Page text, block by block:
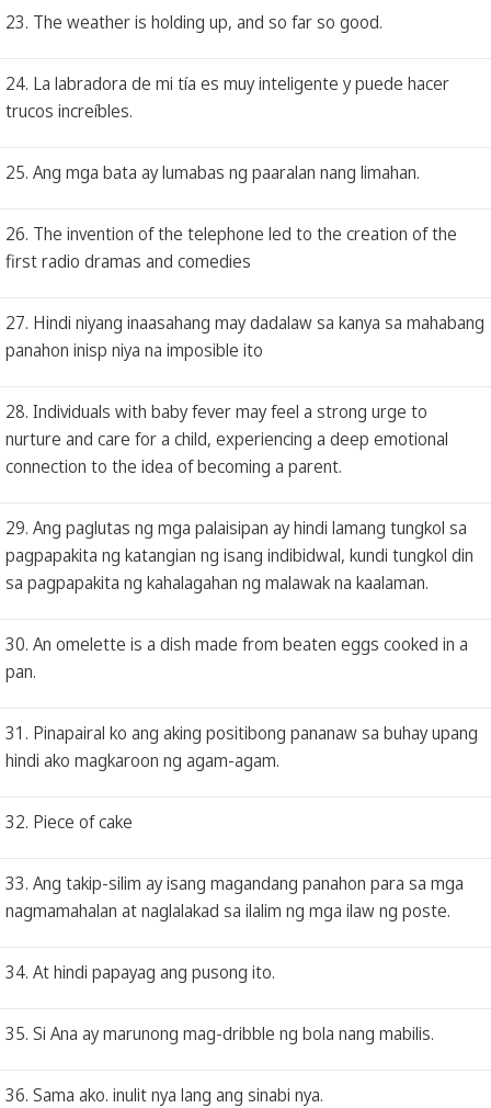
23. The weather is holding up, and so far so good.
24. La labradora de mi tía es muy inteligente y puede hacer
trucos increíbles.
25. Ang mga bata ay lumabas ng paaralan nang limahan.
26. The invention of the telephone led to the creation of the
first radio dramas and comedies
27. Hindi niyang inaasahang may dadalaw sa kanya sa mahabang
panahon inisp niya na imposible ito
28. Individuals with baby fever may feel a strong urge to
nurture and care for a child, experiencing a deep emotional
connection to the idea of becoming a parent.
29. Ang paglutas ng mga palaisipan ay hindi lamang tungkol sa
pagpapakita ng katangian ng isang indibidwal, kundi tungkol din
sa pagpapakita ng kahalagahan ng malawak na kaalaman.
30. An omelette is a dish made from beaten eggs cooked in a
pan.
31. Pinapairal ko ang aking positibong pananaw sa buhay upang
hindi ako magkaroon ng agam-agam.
32. Piece of cake
33. Ang takip-silim ay isang magandang panahon para sa mga
nagmamahalan at naglalakad sa ilalim ng mga ilaw ng poste.
34. At hindi papayag ang pusong ito.
35. Si Ana ay marunong mag-dribble ng bola nang mabilis.
36. Sama ako. inulit nya lang ang sinabi nya.